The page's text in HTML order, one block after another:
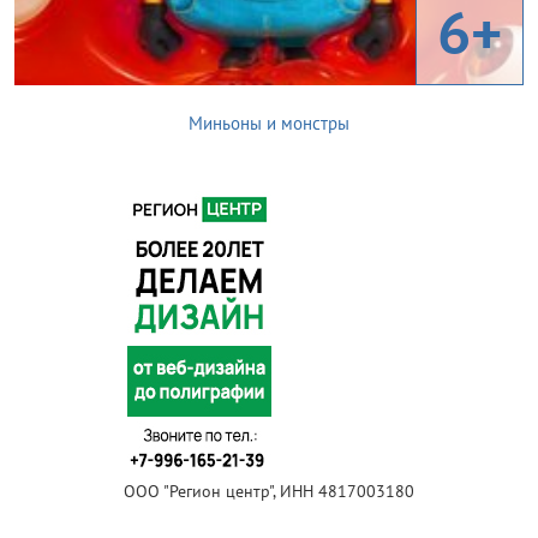
6+
Миньоны и монстры
ООО "Регион центр", ИНН 4817003180